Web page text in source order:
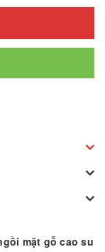
mặt gỗ cao su